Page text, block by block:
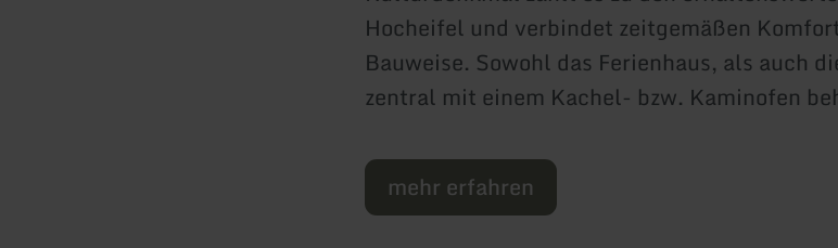
Hocheifel und verbindet zeitgemäßen
Bauweise. Sowohl das Ferienhaus, als auch
zentral mit einem Kachel- bzw. Kaminofen
mehr erfahren